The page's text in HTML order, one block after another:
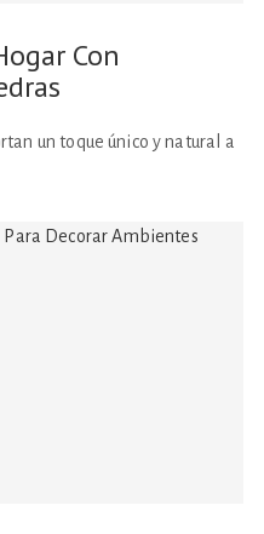
Con
un toque único y natural a